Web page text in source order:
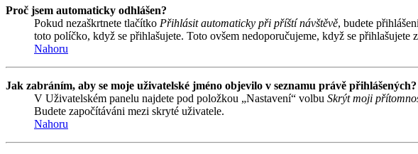
Proč jsem automaticky odhlášen?
Pokud nezaškrtnete tlačítko Přihlásit automaticky při příští návštěvě, budete
toto políčko, když se přihlašujete. Toto ovšem nedoporučujeme, když se
Nahoru
Jak zabráním, aby se moje uživatelské jméno objevilo v seznamu právě přihlášených?
V Uživatelském panelu najdete pod položkou „Nastavení“ volbu Skrýt moji
Budete započítáváni mezi skryté uživatele.
Nahoru